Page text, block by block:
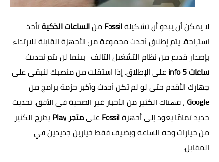
لا يمكن أن يبدو أن تشكيلةFossilمنالساعات الذكيةتأخذ
استراحة. يتم إطلاق أحدث مجموعة من الأجهزة القابلة للارتداء
بإصدار قديم من نظام التشغيل التالف ، بينما لن يتم تحديث
ساعات info 5
على الإطلاق. إذا استقلت من منصبك لتبقى على
جهازك الأقدم حتى لو لم تكن أحدث وأكبر حزمة برامج من
Google ، فهناك الكثير من الأخبار غير الصحية في الأفق. تحديث
جديد تمامًا يعود إلى أجهزةFossilعلىمتجر Play
يطرح الكثير
من خيارات وجه الساعة ويضيف فقط خيارين جديدين في
المقابل.